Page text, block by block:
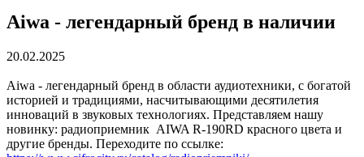
Aiwa - легендарный бренд в наличии
20.02.2025
Aiwa - легендарный бренд в области аудиотехники, с богатой
историей и традициями, насчитывающими десятилетия
инноваций в звуковых технологиях. Представляем нашу
новинку: радиоприемник AIWA R-190RD красного цвета и
другие бренды. Переходите по ссылке: